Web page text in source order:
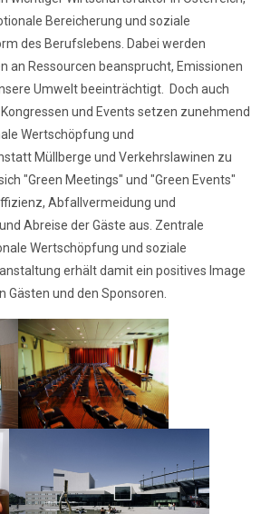
Bereicherung und soziale
des Berufslebens. Dabei werden
an Ressourcen beansprucht, Emissionen
Umwelt beeinträchtigt. Doch auch
und Events setzen zunehmend
Wertschöpfung und
Müllberge und Verkehrslawinen zu
"Green Meetings" und "Green Events"
Abfallvermeidung und
Abreise der Gäste aus. Zentrale
Wertschöpfung und soziale
erhält damit ein positives Image
Gästen und den Sponsoren.